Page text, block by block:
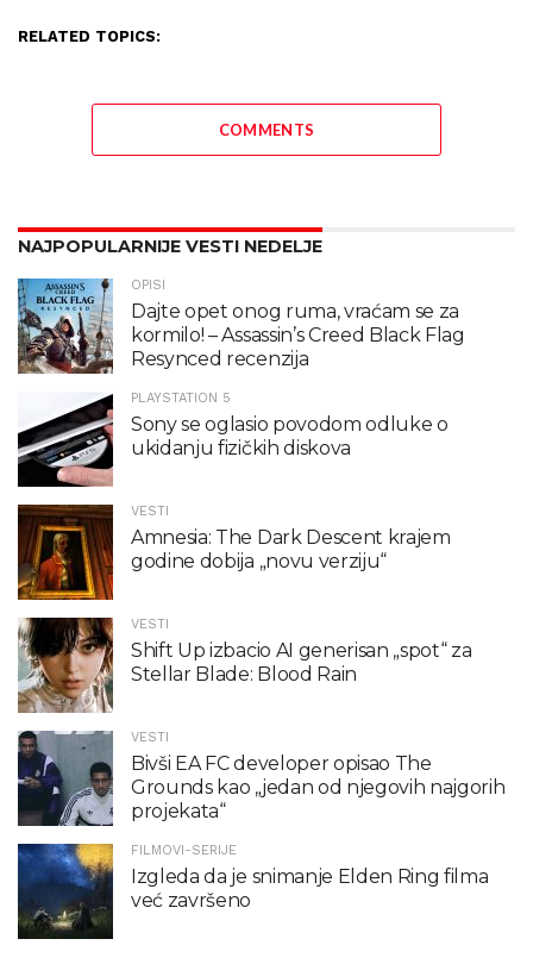
RELATED TOPICS:
COMMENTS
NAJPOPULARNIJE VESTI NEDELJE
OPISI
Dajte opet onog ruma, vraćam se za
kormilo! – Assassin’s Creed Black Flag
Resynced recenzija
PLAYSTATION 5
Sony se oglasio povodom odluke o
ukidanju fizičkih diskova
VESTI
Amnesia: The Dark Descent krajem
godine dobija „novu verziju“
VESTI
Shift Up izbacio AI generisan „spot“ za
Stellar Blade: Blood Rain
VESTI
Bivši EA FC developer opisao The
Grounds kao „jedan od njegovih najgorih
projekata“
FILMOVI-SERIJE
Izgleda da je snimanje Elden Ring filma
već završeno